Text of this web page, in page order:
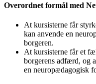
Overordnet formål med
At kursisterne får
kan anvende en
borgeren.
At kursisterne får et
borgerens adfærd, og
en neuropædagogisk